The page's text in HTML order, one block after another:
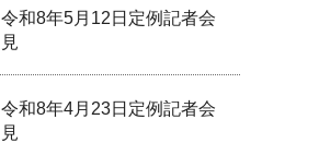
令和8年5月12日定例記者会
見
令和8年4月23日定例記者会
見